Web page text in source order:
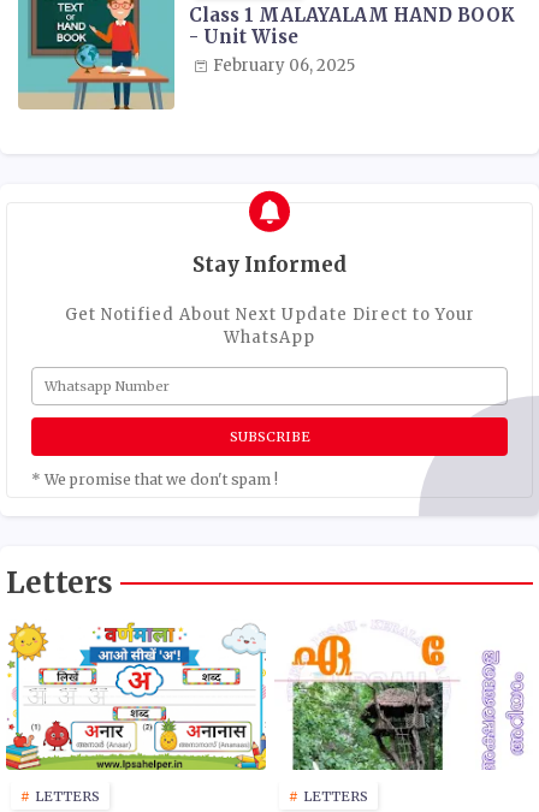
Class 1 MALAYALAM HAND BOOK
- Unit Wise
February 06, 2025
Stay Informed
Get Notified About Next Update Direct to Your
WhatsApp
* We promise that we don't spam !
Letters
LETTERS LETTERS